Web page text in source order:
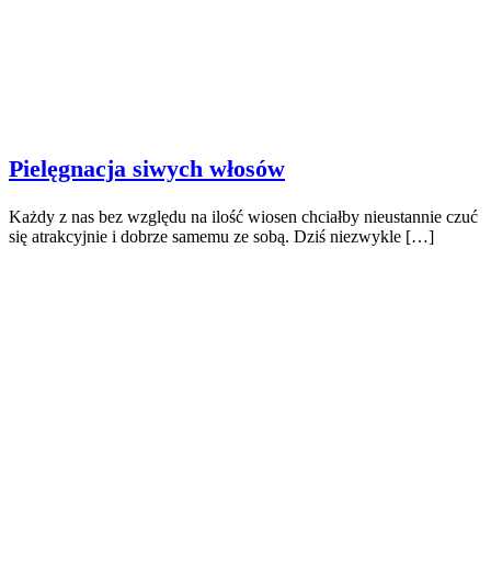
Pielęgnacja siwych włosów
Każdy z nas bez względu na ilość wiosen chciałby nieustannie czuć
się atrakcyjnie i dobrze samemu ze sobą. Dziś niezwykle […]